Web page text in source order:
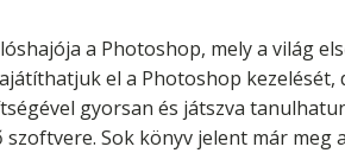
a Photoshop, mely a világ
el a Photoshop
gyorsan és játszva
szoftvere. Sok könyv jelent már